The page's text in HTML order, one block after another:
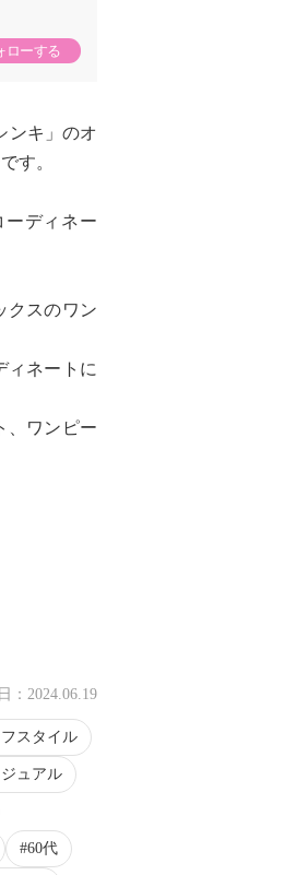
ローする
ンキ」のオ
す。
ディネー
クスのワン
ィネートに
、ワンピー
： 2024.06.19
スタイル
ュアル
60代